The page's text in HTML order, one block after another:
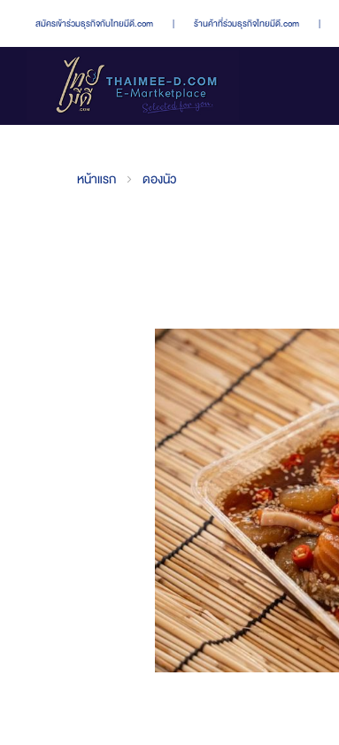
สมัครเข้าร่วมธุรกิจกับไทยมีดี.com | ร้านค้าที่ร่วมธุรกิจไทยมีดี.com |
หน้าแรก ดองนัว